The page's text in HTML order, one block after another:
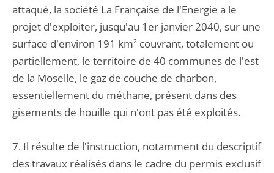
attaqué, la société La Française de l'Energie a le
projet d'exploiter, jusqu'au 1er janvier 2040, sur une
surface d'environ 191 km² couvrant, totalement ou
partiellement, le territoire de 40 communes de l'est
de la Moselle, le gaz de couche de charbon,
essentiellement du méthane, présent dans des
gisements de houille qui n'ont pas été exploités.
7. Il résulte de l'instruction, notamment du descriptif
des travaux réalisés dans le cadre du permis exclusif